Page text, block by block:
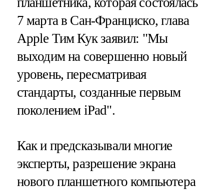
7 марта в Сан-Франциско, глава
Apple Тим Кук заявил: "Мы
выходим на совершенно новый
уровень, пересматривая
стандарты, созданные первым
поколением iPad".
Как и предсказывали многие
эксперты, разрешение экрана
нового планшетного компьютера